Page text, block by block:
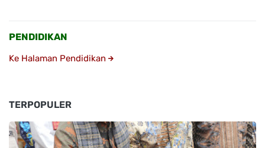
PENDIDIKAN
Ke Halaman Pendidikan
TERPOPULER